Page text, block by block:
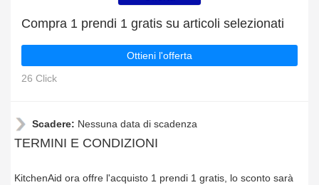
Compra 1 prendi 1 gratis su articoli selezionati
Ottieni l'offerta
26 Click
Scadere: Nessuna data di scadenza
TERMINI E CONDIZIONI
KitchenAid ora offre l'acquisto 1 prendi 1 gratis, lo sconto sarà